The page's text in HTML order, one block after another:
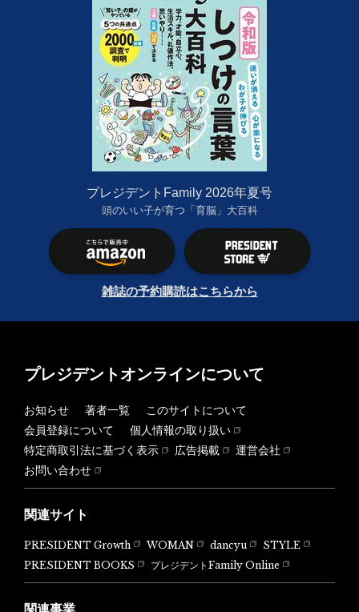
プレジデントFamily 2026年夏号
頭のいい子が育つ「育脳」大百科
雑誌の予約購読はこちらから
プレジデントオンラインについて
お知らせ 著者一覧
このサイトについて
会員登録について
個人情報の取り扱い
特定商取引法に基づく表示
広告掲載
運営会社
お問い合わせ
関連サイト
PRESIDENT Growth WOMAN dancyu
STYLE
PRESIDENT BOOKS
プレジデントFamily Online
関連事業